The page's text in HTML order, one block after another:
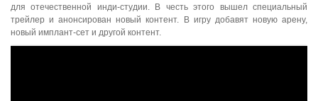
для отечественной инди-студии. В честь этого вышел специальный
трейлер и анонсирован новый контент. В игру добавят новую арену,
новый имплант-сет и другой контент.